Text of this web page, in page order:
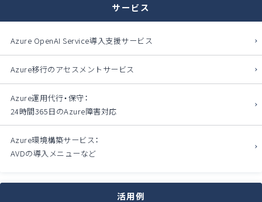
サービス
Azure OpenAI Service導入支援サービス
Azure移行のアセスメントサービス
Azure運用代行・保守：
24時間365日のAzure障害対応
Azure環境構築サービス：
AVDの導入メニューなど
活用例